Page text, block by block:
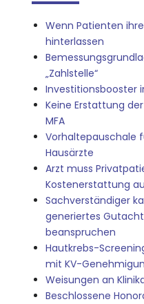
Wenn Patienten
hinterlassen
„Zahlstelle“
Investitionsbooster
Keine Erstattung
MFA
Vorhaltepauschale
Hausärzte
Arzt muss
Kostenerstattung
Sachverständiger
generiertes
beanspruchen
Hautkrebs-
mit KV-
Weisungen an
Beschlossene